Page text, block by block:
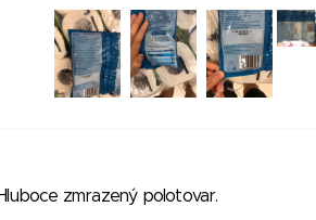
zmrazený polotovar.